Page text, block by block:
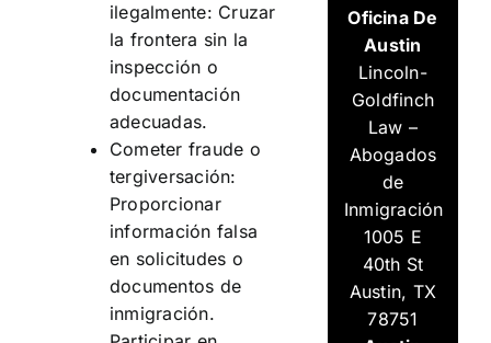
ilegalmente: Cruzar
la frontera sin la
inspección o
documentación
adecuadas.
Cometer fraude o
tergiversación:
Proporcionar
información falsa
en solicitudes o
documentos de
inmigración.
Oficina De
Austin
Lincoln-
Goldfinch
Law –
Abogados
de
Inmigración
1005 E
40th St
Austin, TX
78751